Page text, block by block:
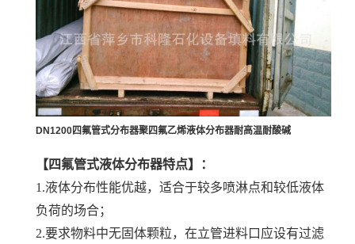
DN1200四氟管式分布器聚四氟乙烯液体分布器耐高温耐酸碱
【四氟管式液体分布器特点】：
1.液体分布性能优越，适合于较多喷淋点和较低液体
负荷的场合；
2.要求物料中无固体颗粒，在立管进料口应设有过滤